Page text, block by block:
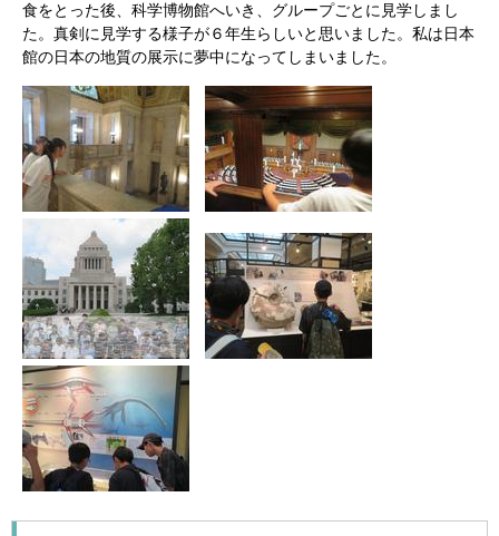
食をとった後、科学博物館へいき、グループごとに見学しまし
た。真剣に見学する様子が６年生らしいと思いました。私は日本
館の日本の地質の展示に夢中になってしまいました。